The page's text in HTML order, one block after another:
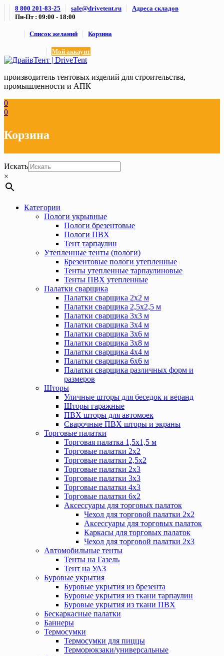
Skip8 800 201-83-25 sale@drivetent.ru
Адреса складов
Пн-Пт : 09:00 - 18:00
Список желаний Корзина
Мой аккаунт
производитель тентовых изделий для строительства,
промышленности и АПК
0
0
Корзина
Искать
×
Категории
Пологи укрывные
Пологи брезентовые
Пологи ПВХ
Тент тарпаулин
Утепленные тенты (пологи)
Брезентовые пологи утепленные
Тенты утепленные тарпаулиновые
Тенты ПВХ утепленные
Палатки сварщика
Палатки сварщика 2х2 м
Палатки сварщика 2,5х2,5 м
Палатки сварщика 3х3 м
Палатки сварщика 3х4 м
Палатки сварщика 3х6 м
Палатки сварщика 3х8 м
Палатки сварщика 4х4 м
Палатки сварщика 6х6 м
Палатки сварщика различных форм и
размеров
Шторы
Уличные шторы для беседок и веранд
Шторы гаражные
ПВХ шторы для автомоек
Сварочные ПВХ шторы и экраны
Торговые палатки
Торговая палатка 1,5х1,5 м
Торговые палатки 2х2
Торговые палатки 2,5х2
Торговые палатки 2х3
Торговые палатки 3х3
Торговые палатки 4х3
Торговые палатки 6х2
Аксессуары для торговых палаток
Чехол для торговой палатки 2х2
Аксессуары для торговых палаток
Каркасы для торговых палаток
Чехол для торговой палатки 2х3
Автомобильные тенты
Тенты на Газель
Тент на УАЗ
Буровые укрытия
Буровые укрытия из брезента
Буровые укрытия из ткани тарпаулин
Буровые укрытия из ткани ПВХ
Бескаркасные палатки
Баннеры
Термосумки
Термосумки для пиццы
Терморюкзаки/универсальные